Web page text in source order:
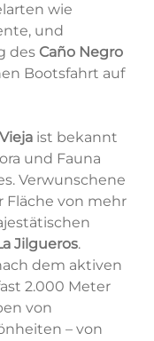
wie
und
des Caño Negro
Bootsfahrt auf
ist bekannt
und Fauna
Verwunschene
Fläche von mehr
Jilgueros.
dem aktiven
2.000 Meter
von
– von